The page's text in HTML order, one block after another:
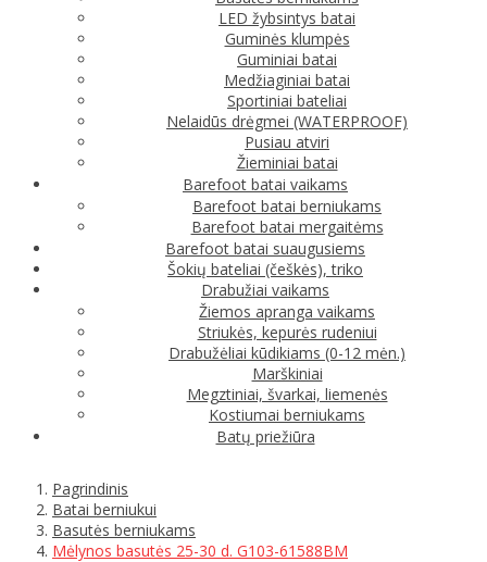
LED žybsintys batai
Guminės klumpės
Guminiai batai
Medžiaginiai batai
Sportiniai bateliai
Nelaidūs drėgmei (WATERPROOF)
Pusiau atviri
Žieminiai batai
Barefoot batai vaikams
Barefoot batai berniukams
Barefoot batai mergaitėms
Barefoot batai suaugusiems
Šokių bateliai (češkės), triko
Drabužiai vaikams
Žiemos apranga vaikams
Striukės, kepurės rudeniui
Drabužėliai kūdikiams (0-12 mėn.)
Marškiniai
Megztiniai, švarkai, liemenės
Kostiumai berniukams
Batų priežiūra
Pagrindinis
Batai berniukui
Basutės berniukams
Mėlynos basutės 25-30 d. G103-61588BM